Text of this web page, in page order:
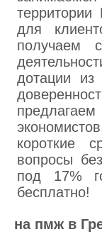
для
получаем
дотации
короткие
вопросы
под 17%
бесплатно!
на пмж в